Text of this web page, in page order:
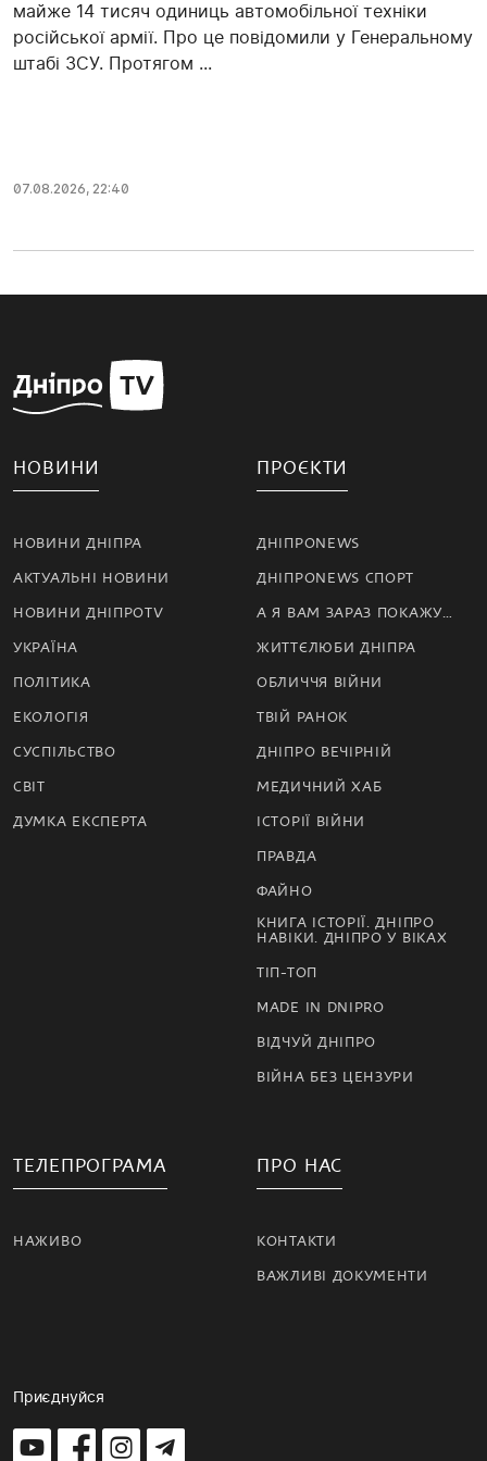
майже 14 тисяч одиниць автомобільної техніки
російської армії. Про це повідомили у Генеральному
штабі ЗСУ. Протягом ...
07.08.2026, 22:40
НОВИНИ
НОВИНИ ДНІПРА
АКТУАЛЬНІ НОВИНИ
НОВИНИ ДНІПРОTV
УКРАЇНА
ПОЛІТИКА
ЕКОЛОГІЯ
СУСПІЛЬСТВО
СВІТ
ДУМКА ЕКСПЕРТА
ПРОЄКТИ
ДНІПРОNEWS
ДНІПРОNEWS СПОРТ
А Я ВАМ ЗАРАЗ ПОКАЖУ…
ЖИТТЄЛЮБИ ДНІПРА
ОБЛИЧЧЯ ВІЙНИ
ТВІЙ РАНОК
ДНІПРО ВЕЧІРНІЙ
МЕДИЧНИЙ ХАБ
ІСТОРІЇ ВІЙНИ
ПРАВДА
ФАЙНО
КНИГА ІСТОРІЇ. ДНІПРО
НАВІКИ. ДНІПРО У ВІКАХ
ТІП-ТОП
MADE IN DNIPRO
ВІДЧУЙ ДНІПРО
ВІЙНА БЕЗ ЦЕНЗУРИ
ТЕЛЕПРОГРАМА
НАЖИВО
ПРО НАС
КОНТАКТИ
ВАЖЛИВІ ДОКУМЕНТИ
Приєднуйся